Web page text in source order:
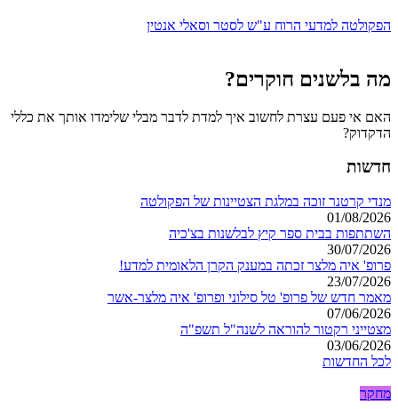
הפקולטה למדעי הרוח ע"ש לסטר וסאלי אנטין
מה בלשנים חוקרים?
האם אי פעם עצרת לחשוב איך למדת לדבר מבלי שלימדו אותך את כללי
הדקדוק?
חדשות
מנדי קרטנר זוכה במלגת הצטיינות של הפקולטה
01/08/2026
השתתפות בבית ספר קיץ לבלשנות בצ'כיה
30/07/2026
פרופ' איה מלצר זכתה במענק הקרן הלאומית למדע!
23/07/2026
מאמר חדש של פרופ' טל סילוני ופרופ' איה מלצר-אשר
07/06/2026
מצטייני רקטור להוראה לשנה"ל תשפ"ה
03/06/2026
לכל החדשות
מחקר